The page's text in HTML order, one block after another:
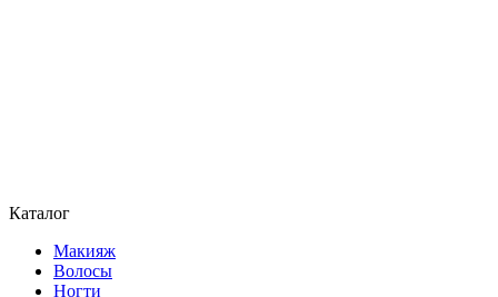
Каталог
Макияж
Волосы
Ногти